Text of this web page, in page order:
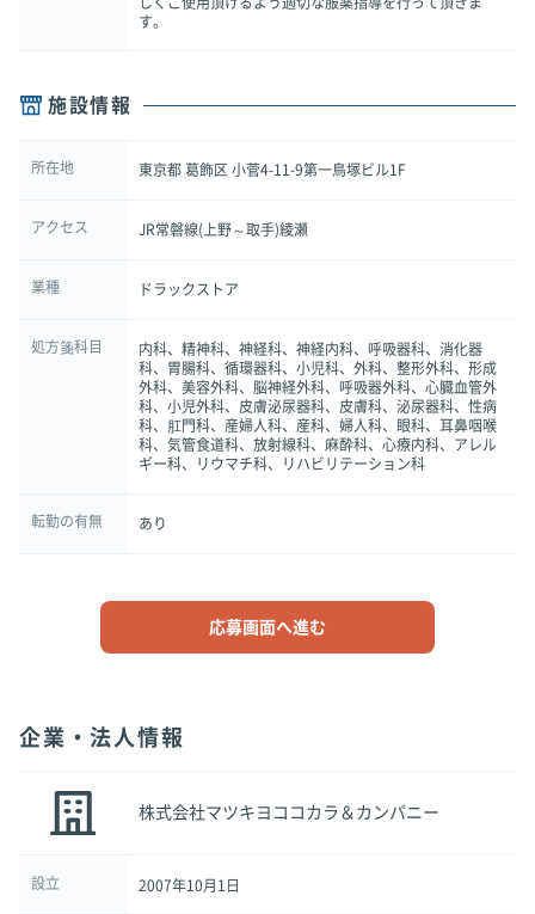
す。
施設情報
所在地 東京都 葛飾区 小菅4-11-9第一鳥塚ビル1F
アクセス JR常磐線(上野～取手)綾瀬
業種 ドラックストア
処方箋科目
内科、精神科、神経科、神経内科、呼吸器科、消化器
科、胃腸科、循環器科、小児科、外科、整形外科、形成
外科、美容外科、脳神経外科、呼吸器外科、心臓血管外
科、小児外科、皮膚泌尿器科、皮膚科、泌尿器科、性病
科、肛門科、産婦人科、産科、婦人科、眼科、耳鼻咽喉
科、気管食道科、放射線科、麻酔科、心療内科、アレル
ギー科、リウマチ科、リハビリテーション科
転勤の有無 あり
応募画面へ進む
企業・法人情報
株式会社マツキヨココカラ＆カンパニー
設立 2007年10月1日